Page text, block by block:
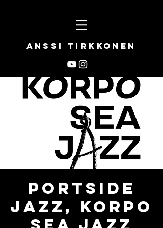
Anssi Tirkkonen
Portside
Jazz, Korpo